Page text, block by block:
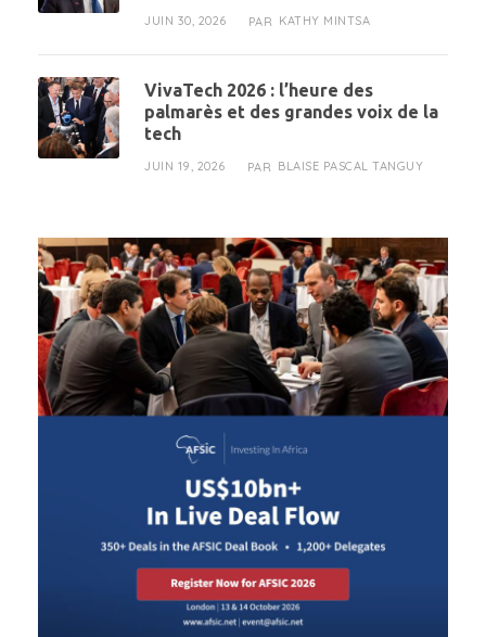
JUIN 30, 2026 PAR KATHY MINTSA
VivaTech 2026 : l’heure des
palmarès et des grandes voix de la
tech
JUIN 19, 2026 PAR BLAISE PASCAL TANGUY